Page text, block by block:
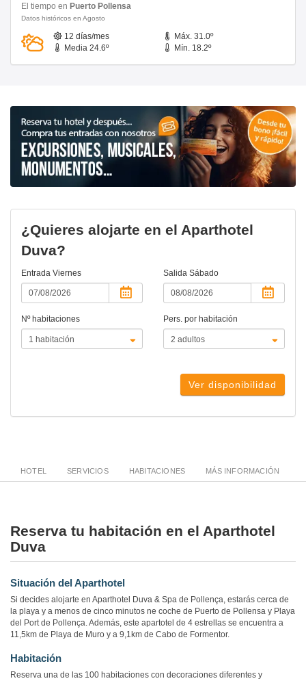
El tiempo en Puerto Pollensa
Datos históricos en Agosto
12 días/mes
Máx. 31.0º
Media 24.6º
Mín. 18.2º
¿Quieres alojarte en el Aparthotel
Duva?
Entrada Viernes Salida Sábado
Nº habitaciones Pers. por habitación
Ver disponibilidad
HOTEL SERVICIOS HABITACIONES MÁS INFORMACIÓN
Reserva tu habitación en el Aparthotel
Duva
Situación del Aparthotel
Si decides alojarte en Aparthotel Duva & Spa de Pollença, estarás cerca de
la playa y a menos de cinco minutos ne coche de Puerto de Pollensa y Playa
del Port de Pollença. Además, este apartotel de 4 estrellas se encuentra a
11,5km de Playa de Muro y a 9,1km de Cabo de Formentor.
Habitación
Reserva una de las 100 habitaciones con decoraciones diferentes y